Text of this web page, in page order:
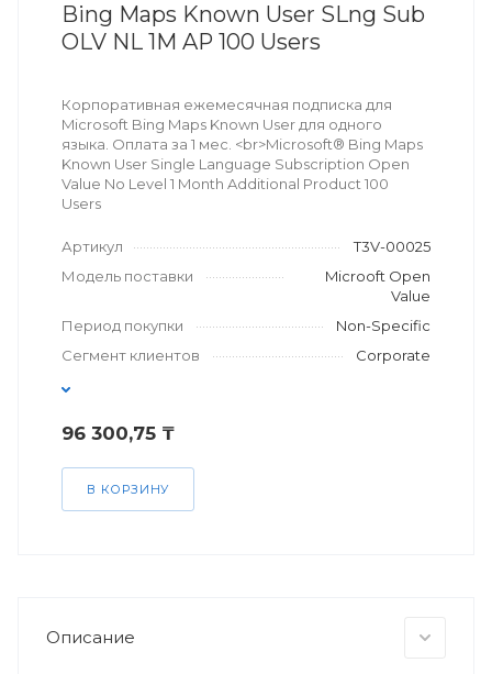
Bing Maps Known User SLng Sub
OLV NL 1M AP 100 Users
Корпоративная ежемесячная подписка для
Microsoft Bing Maps Known User для одного
языка. Оплата за 1 мес. <br>Microsoft® Bing Maps
Known User Single Language Subscription Open
Value No Level 1 Month Additional Product 100
Users
Артикул
T3V-00025
Модель поставки
Microoft Open
Value
Период покупки
Non-Specific
Сегмент клиентов
Corporate
96 300,75 ₸
В КОРЗИНУ
Описание